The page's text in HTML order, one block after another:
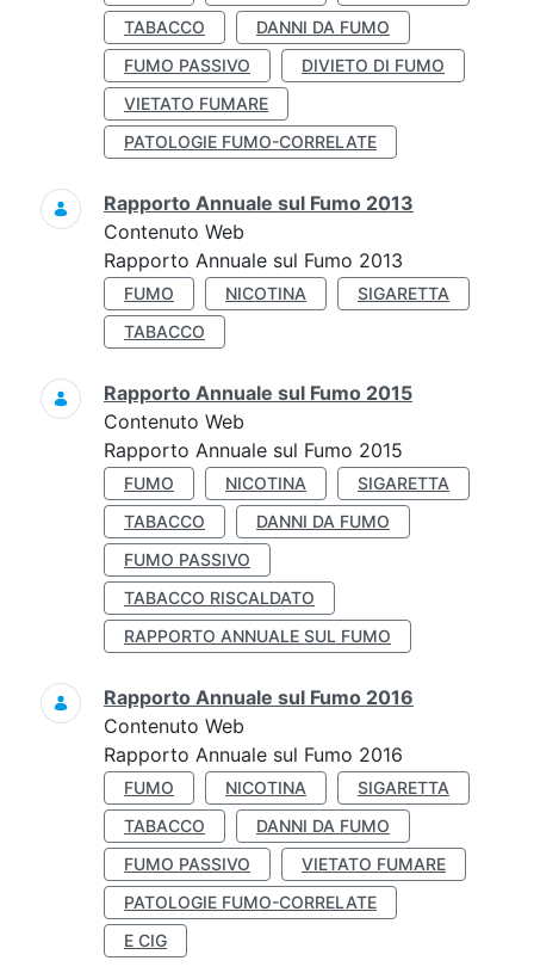
TABACCO
DANNI DA FUMO
FUMO PASSIVO
DIVIETO DI FUMO
VIETATO FUMARE
PATOLOGIE FUMO-CORRELATE
Rapporto Annuale sul Fumo 2013
Contenuto Web
Rapporto Annuale sul Fumo 2013
FUMO NICOTINA
SIGARETTA
TABACCO
Rapporto Annuale sul Fumo 2015
Contenuto Web
Rapporto Annuale sul Fumo 2015
FUMO NICOTINA
SIGARETTA
TABACCO
DANNI DA FUMO
FUMO PASSIVO
TABACCO RISCALDATO
RAPPORTO ANNUALE SUL FUMO
Rapporto Annuale sul Fumo 2016
Contenuto Web
Rapporto Annuale sul Fumo 2016
FUMO NICOTINA
SIGARETTA
TABACCO
DANNI DA FUMO
FUMO PASSIVO
VIETATO FUMARE
PATOLOGIE FUMO-CORRELATE
E CIG